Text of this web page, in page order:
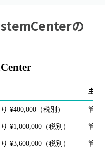
の
主な
¥400,000（税別） 管理
¥1,000,000（税別） 管理
¥3,600,000（税別） 管理